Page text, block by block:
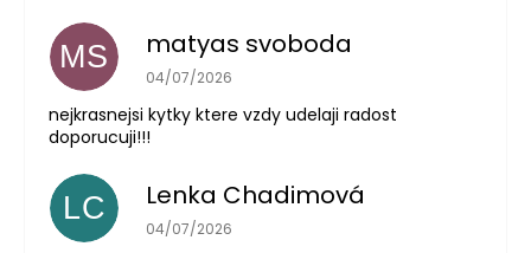
MS matyas svoboda
The store rating is 5 out of 5 stars.
04/07/2026
nejkrasnejsi kytky ktere vzdy udelaji radost
doporucuji!!!
LC Lenka Chadimová
The store rating is 5 out of 5 stars.
04/07/2026